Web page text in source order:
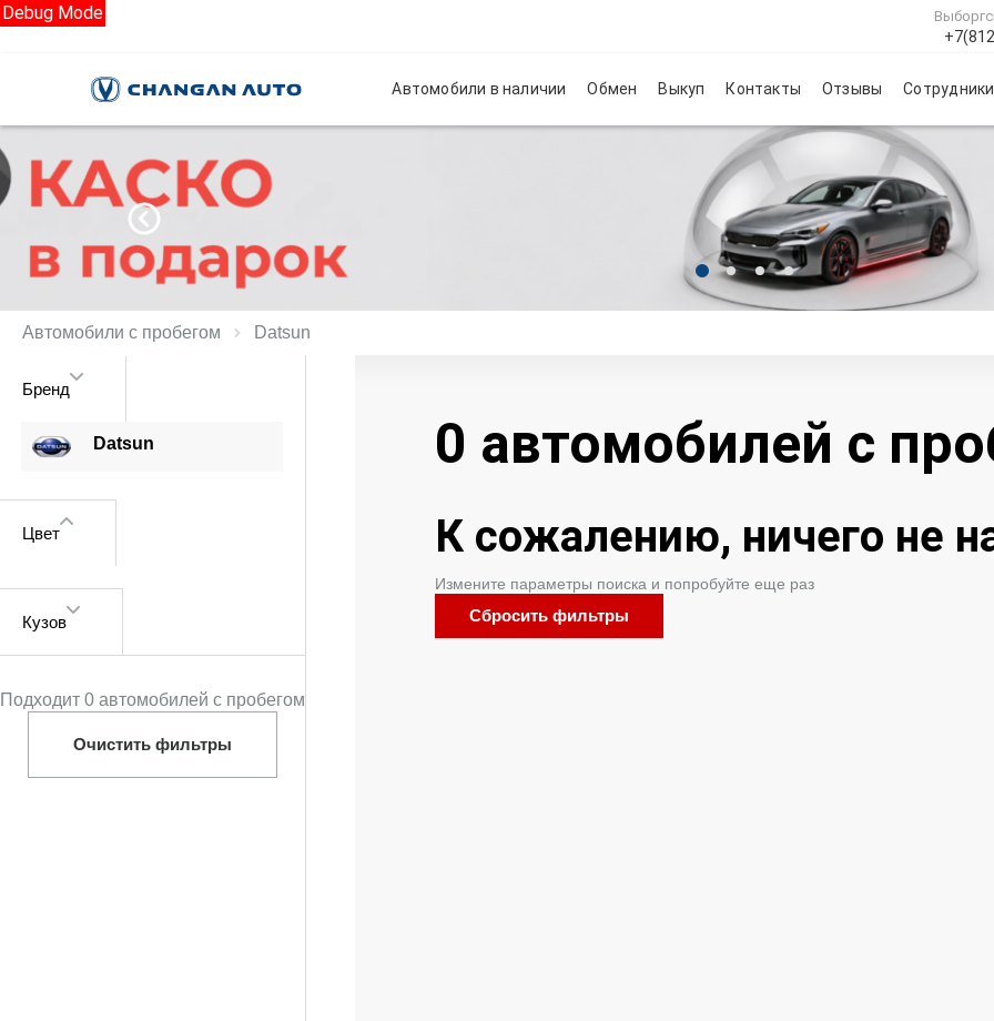
Debug Mode
Автомобили в наличии Обмен Выкуп Контакты Отзывы Сотрудники
Автомобили с пробегом Datsun
Бренд
Datsun
Цвет
Кузов
Подходит 0 автомобилей с пробегом
Очистить фильтры
0 автомобилей с
К сожалению, ничего не
Измените параметры поиска и попробуйте еще раз
Сбросить фильтры